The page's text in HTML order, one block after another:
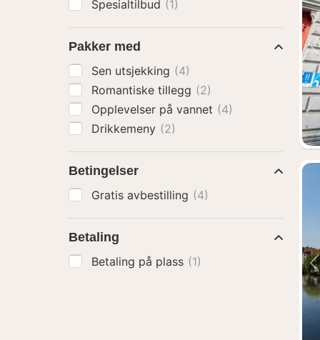
Spesialtilbud (1)
Pakker med
Sen utsjekking (4)
Romantiske tillegg (2)
Opplevelser på vannet (4)
Drikkemeny (2)
Betingelser
Gratis avbestilling (4)
Betaling
Betaling på plass (1)